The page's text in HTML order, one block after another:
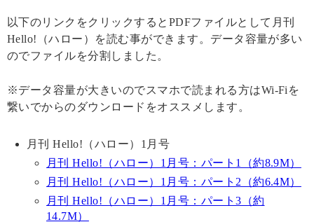
以下のリンクをクリックするとPDFファイルとして月刊
Hello!（ハロー）を読む事ができます。データ容量が多い
のでファイルを分割しました。
※データ容量が大きいのでスマホで読まれる方はWi-Fiを
繋いでからのダウンロードをオススメします。
月刊 Hello!（ハロー）1月号
月刊 Hello!（ハロー）1月号：パート1（約8.9M）
月刊 Hello!（ハロー）1月号：パート2（約6.4M）
月刊 Hello!（ハロー）1月号：パート3（約
14.7M）